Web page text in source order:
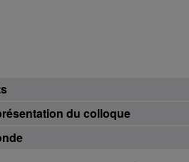
du colloque